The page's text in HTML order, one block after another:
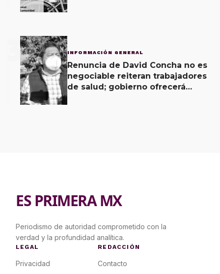
3 INFORMACIÓN GENERAL
Renuncia de David Concha no es
negociable reiteran trabajadores
de salud; gobierno ofrecerá
ES PRIMERA MX
Periodismo de autoridad comprometido con la
verdad y la profundidad analítica.
LEGAL
Privacidad
REDACCIÓN
Contacto